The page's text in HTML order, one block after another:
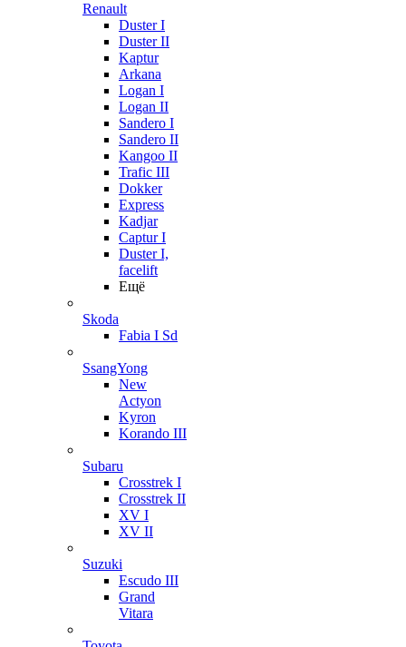
Renault
Duster I
Duster II
Kaptur
Arkana
Logan I
Logan II
Sandero I
Sandero II
Kangoo II
Trafic III
Dokker
Express
Kadjar
Captur I
Duster I,
facelift
Ещё
Skoda
Fabia I Sd
SsangYong
New
Actyon
Kyron
Korando III
Subaru
Crosstrek I
Crosstrek II
XV I
XV II
Suzuki
Escudo III
Grand
Vitara